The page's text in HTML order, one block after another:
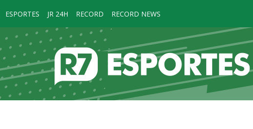
ESPORTES JR 24H RECORD RECORD NEWS